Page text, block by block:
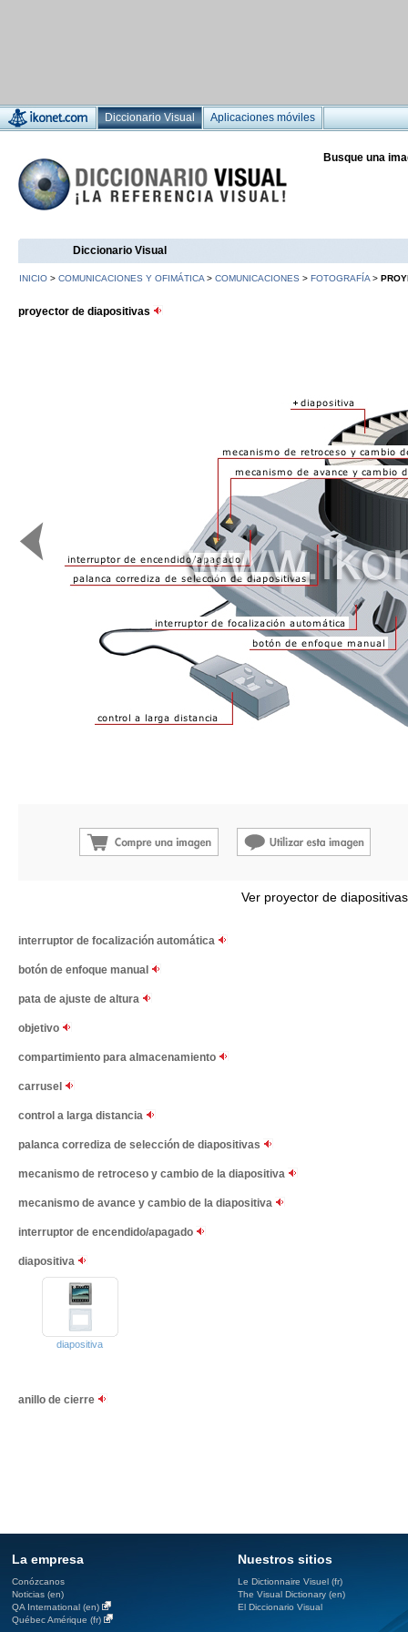
Diccionario Visual Aplicaciones móviles
Busque una
Diccionario Visual
INICIO > COMUNICACIONES Y OFIMÁTICA > COMUNICACIONES > FOTOGRAFÍA >
proyector de diapositivas
Ver proyector de
interruptor de focalización automática
botón de enfoque manual
pata de ajuste de altura
objetivo
compartimiento para almacenamiento
carrusel
control a larga distancia
palanca corrediza de selección de diapositivas
mecanismo de retroceso y cambio de la diapositiva
mecanismo de avance y cambio de la diapositiva
interruptor de encendido/apagado
diapositiva
diapositiva
anillo de cierre
La empresa
Conózcanos
Noticias (en)
QA International (en)
Québec Amérique (fr)
Nuestros sitios
Le Dictionnaire Visuel (fr)
The Visual Dictionary (en)
El Diccionario Visual